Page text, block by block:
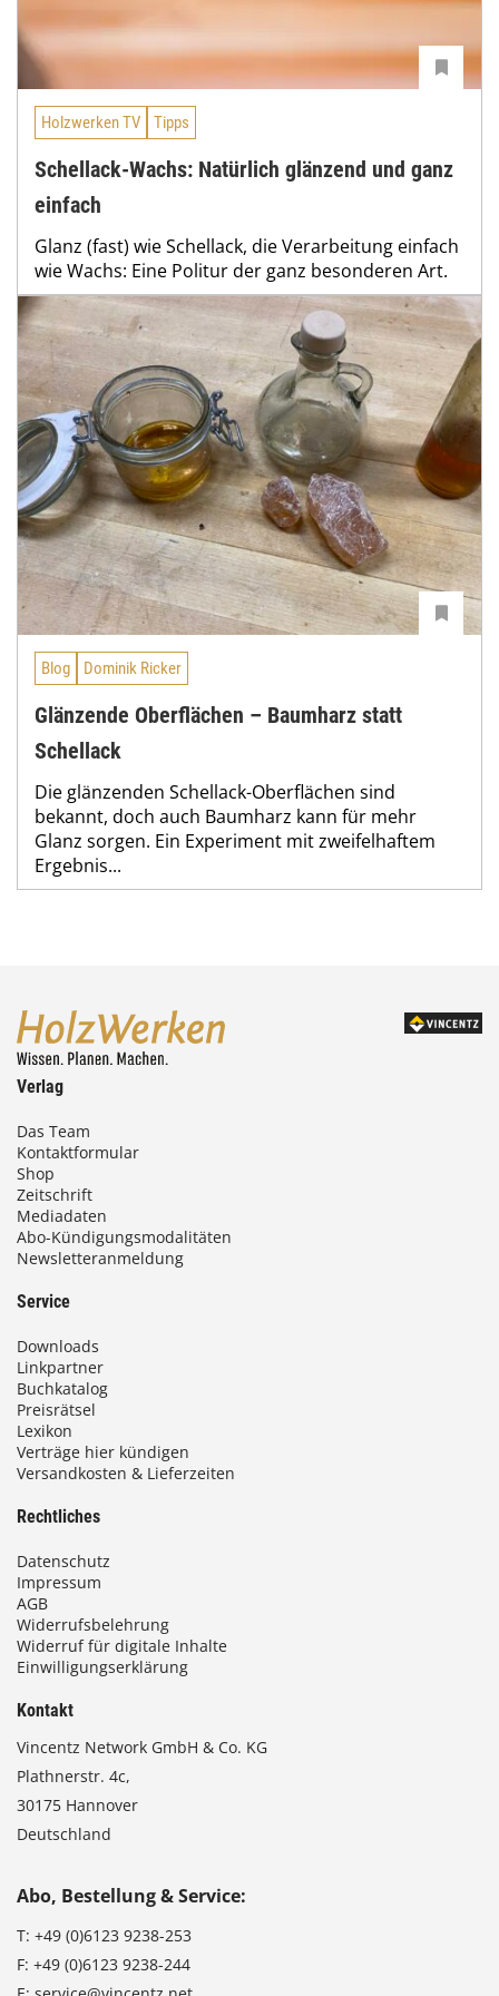
Holzwerken TV Tipps
Schellack-Wachs: Natürlich glänzend und ganz
einfach
Glanz (fast) wie Schellack, die Verarbeitung einfach
wie Wachs: Eine Politur der ganz besonderen Art.
Blog Dominik Ricker
Glänzende Oberflächen – Baumharz statt
Schellack
Die glänzenden Schellack-Oberflächen sind
bekannt, doch auch Baumharz kann für mehr
Glanz sorgen. Ein Experiment mit zweifelhaftem
Ergebnis...
Verlag
Das Team
Kontaktformular
Shop
Zeitschrift
Mediadaten
Abo-Kündigungsmodalitäten
Newsletteranmeldung
Service
Downloads
Linkpartner
Buchkatalog
Preisrätsel
Lexikon
Verträge hier kündigen
Versandkosten & Lieferzeiten
Rechtliches
Datenschutz
Impressum
AGB
Widerrufsbelehrung
Widerruf für digitale Inhalte
Einwilligungserklärung
Kontakt
Vincentz Network GmbH & Co. KG
Plathnerstr. 4c,
30175 Hannover
Deutschland
Abo, Bestellung & Service:
T: +49 (0)6123 9238-253
F: +49 (0)6123 9238-244